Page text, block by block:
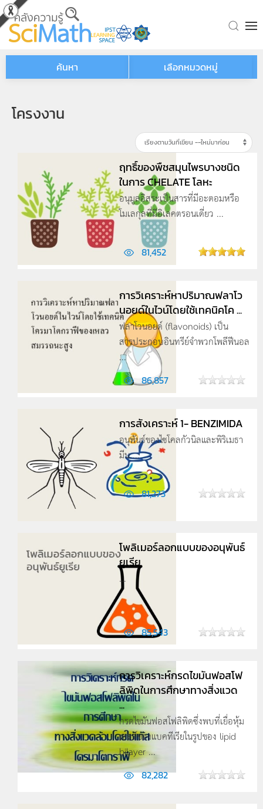
Skip to main content
ค้นหา เลือกหมวดหมู่
โครงงาน
ฤทธิ์ของพืชสมุนไพรบางชนิด
ในการ CHELATE โลหะ
อนุมูลอิสระเป็นสารที่มีอะตอมหรือ
โมเลกุลที่มีอิเลคตรอนเดี่ยว ...
81,452
การวิเคราะห์หาปริมาณฟลาโว
นอยด์ในไวน์โดยใช้เทคนิคโค ...
ฟลาโวนอยด์ (flavonoids) เป็น
สารประกอบอินทรีย์จำพวกโพลีฟีนอล
...
86,857
การสังเคราะห์ 1- BENZIMIDA
อนุพันธ์ของไซโคลกัวนิลและพิริเมธา
มีน ...
81,273
โพลิเมอร์ลอกแบบของอนุพันธ์
ยูเรีย
...
85,543
การวิเคราะห์กรดไขมันฟอสโฟ
ลิพิดในการศึกษาทางสิ่งแวด
...
กรดไขมันฟอสโฟลิพิดซึ่งพบที่เยื่อหุ้ม
เซลล์ของแบคทีเรียในรูปของ lipid
bilayer ...
82,282